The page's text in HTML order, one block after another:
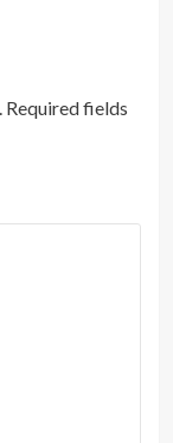
Required fields